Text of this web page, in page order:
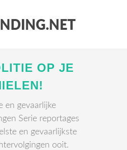
OP JE
en gevaarlijke
Serie reportages
en gevaarlijkste
ooit.